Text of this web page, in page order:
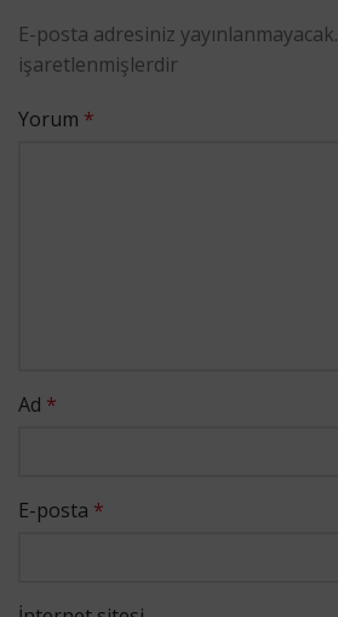
E-posta adresiniz yayınlanmayacak.
işaretlenmişlerdir
Yorum *
Ad *
E-posta *